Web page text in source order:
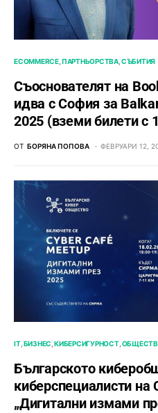
ECOMMERCE ПАРТНЬОРСТВА СЪБИТИЯ
Съоснователят на
идва с София за
2025 (вземи билети с
ОТ БОРЯНА ПОПОВА ФЕВРУАРИ 12,
IT БИЗНЕС КИБЕРСИГУРНОСТ
Българското
киберспециалисти на
„Дигитални измами